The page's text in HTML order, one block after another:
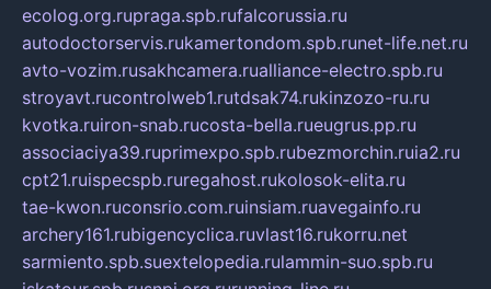
ecolog.org.rupraga.spb.rufalcorussia.ru
autodoctorservis.rukamertondom.spb.runet-life.net.ru
avto-vozim.rusakhcamera.rualliance-electro.spb.ru
stroyavt.rucontrolweb1.rutdsak74.rukinzozo-ru.ru
kvotka.ruiron-snab.rucosta-bella.rueugrus.pp.ru
associaciya39.ruprimexpo.spb.rubezmorchin.ruia2.ru
cpt21.ruispecspb.ruregahost.rukolosok-elita.ru
tae-kwon.ruconsrio.com.ruinsiam.ruavegainfo.ru
archery161.rubigencyclica.ruvlast16.rukorru.net
sarmiento.spb.suextelopedia.rulammin-suo.spb.ru